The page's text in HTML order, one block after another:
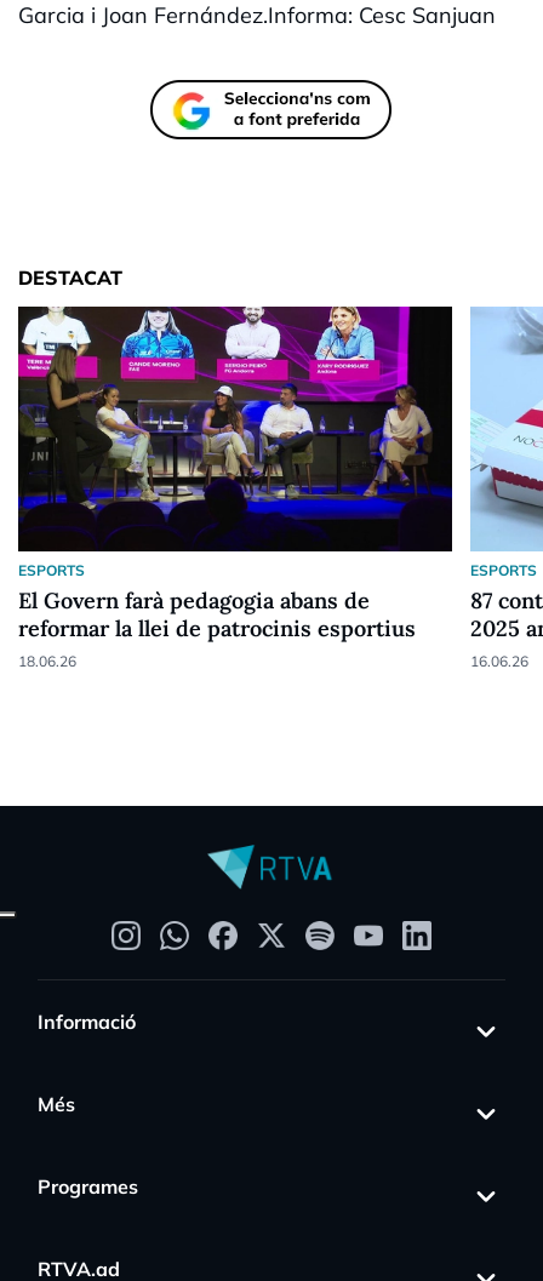
Garcia i Joan Fernández.Informa: Cesc Sanjuan
DESTACAT
ESPORTS
El Govern farà pedagogia abans de
reformar la llei de patrocinis esportius
18.06.26
ESPORTS
87
2025
16.06.26
Informació
Més
Programes
RTVA.ad